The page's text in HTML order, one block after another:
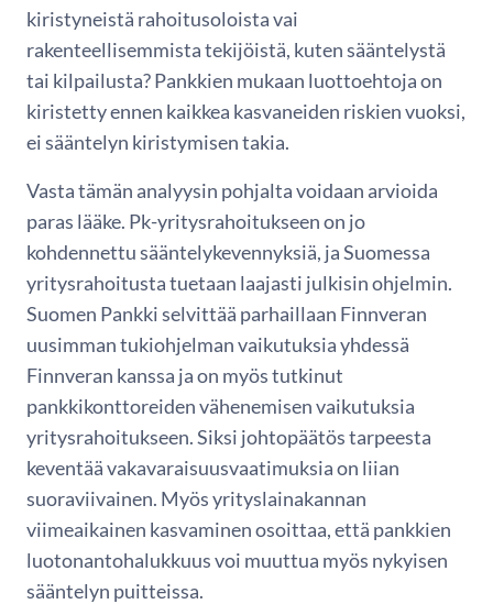
kiristyneistä rahoitusoloista vai
rakenteellisemmista tekijöistä, kuten sääntelystä
tai kilpailusta? Pankkien mukaan luottoehtoja on
kiristetty ennen kaikkea kasvaneiden riskien vuoksi,
ei sääntelyn kiristymisen takia.
Vasta tämän analyysin pohjalta voidaan arvioida
paras lääke. Pk-yritysrahoitukseen on jo
kohdennettu sääntelykevennyksiä, ja Suomessa
yritysrahoitusta tuetaan laajasti julkisin ohjelmin.
Suomen Pankki selvittää parhaillaan Finnveran
uusimman tukiohjelman vaikutuksia yhdessä
Finnveran kanssa ja on myös tutkinut
pankkikonttoreiden vähenemisen vaikutuksia
yritysrahoitukseen. Siksi johtopäätös tarpeesta
keventää vakavaraisuusvaatimuksia on liian
suoraviivainen. Myös yrityslainakannan
viimeaikainen kasvaminen osoittaa, että pankkien
luotonantohalukkuus voi muuttua myös nykyisen
sääntelyn puitteissa.